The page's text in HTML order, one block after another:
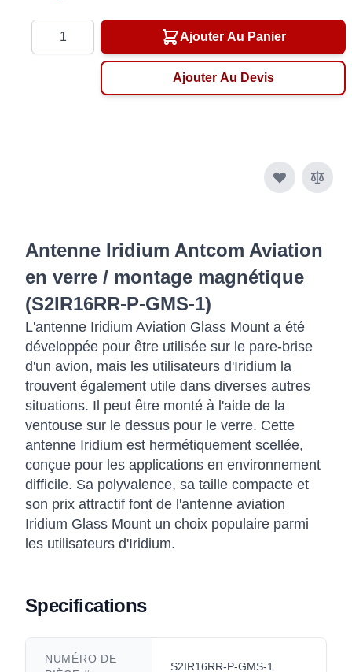
Ajouter Au Panier
Ajouter Au Devis
Antenne Iridium Antcom Aviation
en verre / montage magnétique
(S2IR16RR-P-GMS-1)
L'antenne Iridium Aviation Glass Mount a été
développée pour être utilisée sur le pare-brise
d'un avion, mais les utilisateurs d'Iridium la
trouvent également utile dans diverses autres
situations. Il peut être monté à l'aide de la
ventouse sur le dessus pour le verre. Cette
antenne Iridium est hermétiquement scellée,
conçue pour les applications en environnement
difficile. Sa polyvalence, sa taille compacte et
son prix attractif font de l'antenne aviation
Iridium Glass Mount un choix populaire parmi
les utilisateurs d'Iridium.
Specifications
NUMÉRO DE
S2IR16RR-P-GMS-1